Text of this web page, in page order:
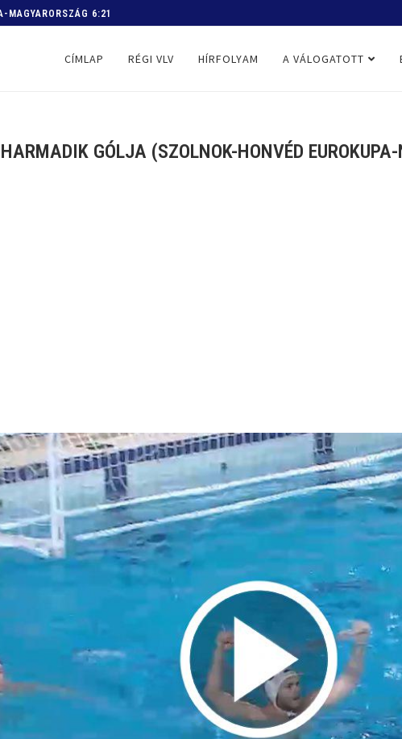
MAGYARORSZÁG 6:21
CÍMLAP RÉGI VLV HÍRFOLYAM A VÁLOGATOTT
GÓLJA (SZOLNOK-HONVÉD